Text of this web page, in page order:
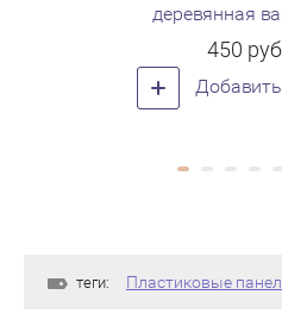
деревянная
450
теги: Пластиковые